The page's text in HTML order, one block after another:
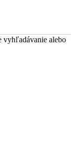
vyhľadávanie alebo